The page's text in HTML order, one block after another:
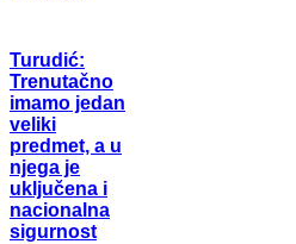
Turudić:
Trenutačno
imamo jedan
veliki
predmet, a u
njega je
uključena i
nacionalna
sigurnost